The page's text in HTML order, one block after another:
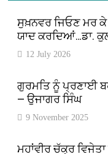
ਸੁਖ਼ਨਵਰ ਜਿਓਣ ਮਰ ਕੇ
ਯਾਦ ਕਰਦਿਆਂ…ਡਾ.
12 July 2026
ਗੁਰਮਤਿ ਨੂੰ ਪ੍ਰਣਾਈ
— ਉਜਾਗਰ ਸਿੰਘ
9 November 2025
ਮਹਾਂਵੀਰ ਚੱਕ੍ਰ